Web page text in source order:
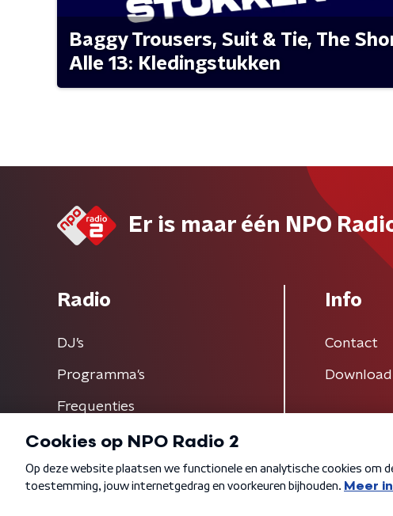
Baggy Trousers, Suit & Tie, The
Alle 13: Kledingstukken
Er is maar één NPO
Radio
DJ’s
Programma's
Frequenties
Info
Contact
Algemene voorwaarden Privacybeleid